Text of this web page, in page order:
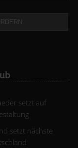
setzt auf
setzt nächste